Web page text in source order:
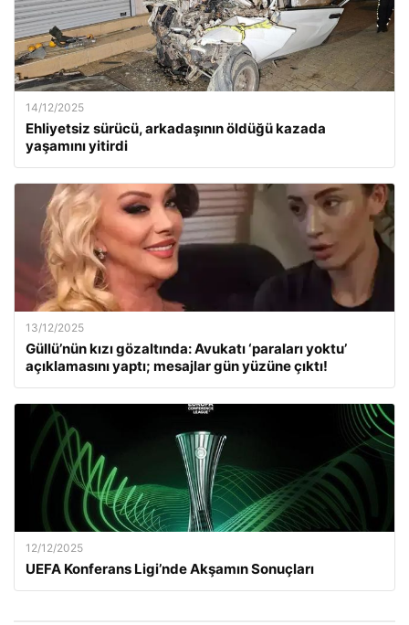
14/12/2025
Ehliyetsiz sürücü, arkadaşının öldüğü kazada
yaşamını yitirdi
13/12/2025
Güllü’nün kızı gözaltında: Avukatı ‘paraları yoktu’
açıklamasını yaptı; mesajlar gün yüzüne çıktı!
12/12/2025
UEFA Konferans Ligi’nde Akşamın Sonuçları